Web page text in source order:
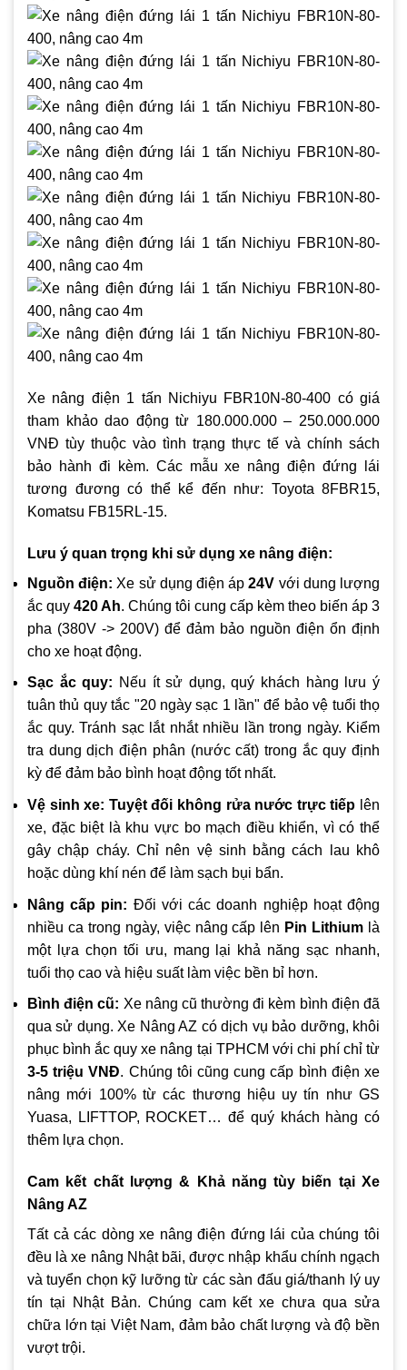
Xe nâng điện 1 tấn Nichiyu FBR10N-80-400 có giá
tham khảo dao động từ 180.000.000 – 250.000.000
VNĐ tùy thuộc vào tình trạng thực tế và chính sách
bảo hành đi kèm. Các mẫu xe nâng điện đứng lái
tương đương có thể kể đến như: Toyota 8FBR15,
Komatsu FB15RL-15.
Lưu ý quan trọng khi sử dụng xe nâng điện:
Nguồn điện: Xe sử dụng điện áp24V với dung lượng
ắc quy 420 Ah. Chúng tôi cung cấp kèm theo biến áp 3
pha (380V -> 200V) để đảm bảo nguồn điện ổn định
cho xe hoạt động.
Sạc ắc quy: Nếu ít sử dụng, quý khách hàng lưu ý
tuân thủ quy tắc "20 ngày sạc 1 lần" để bảo vệ tuổi thọ
ắc quy. Tránh sạc lắt nhắt nhiều lần trong ngày. Kiểm
tra dung dịch điện phân (nước cất) trong ắc quy định
kỳ để đảm bảo bình hoạt động tốt nhất.
Vệ sinh xe: Tuyệt đối không rửa nước trực tiếp lên
xe, đặc biệt là khu vực bo mạch điều khiển, vì có thể
gây chập cháy. Chỉ nên vệ sinh bằng cách lau khô
hoặc dùng khí nén để làm sạch bụi bẩn.
Nâng cấp pin: Đối với các doanh nghiệp hoạt động
nhiều ca trong ngày, việc nâng cấp lên Pin Lithium là
một lựa chọn tối ưu, mang lại khả năng sạc nhanh,
tuổi thọ cao và hiệu suất làm việc bền bỉ hơn.
Bình điện cũ: Xe nâng cũ thường đi kèm bình điện đã
qua sử dụng. Xe Nâng AZ có dịch vụ bảo dưỡng, khôi
phục bình ắc quy xe nâng tại TPHCM với chi phí chỉ từ
3-5 triệu VNĐ. Chúng tôi cũng cung cấp bình điện xe
nâng mới 100% từ các thương hiệu uy tín như GS
Yuasa, LIFTTOP, ROCKET… để quý khách hàng có
thêm lựa chọn.
Cam kết chất lượng & Khả năng tùy biến tại Xe
Nâng AZ
Tất cả các dòng xe nâng điện đứng lái của chúng tôi
đều là xe nâng Nhật bãi, được nhập khẩu chính ngạch
và tuyển chọn kỹ lưỡng từ các sàn đấu giá/thanh lý uy
tín tại Nhật Bản. Chúng cam kết xe chưa qua sửa
chữa lớn tại Việt Nam, đảm bảo chất lượng và độ bền
vượt trội.